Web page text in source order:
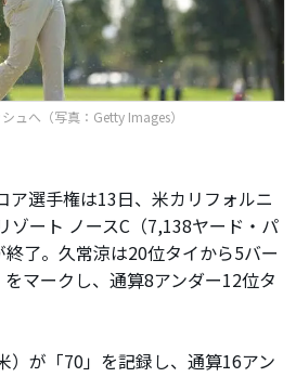
ュへ（写真：Getty Images）
選手権は13日、米カリフォルニ
ゾート ノースC（7,138ヤード・パ
了。久常涼は20位タイから5バー
マークし、通算8アンダー12位タ
）が「70」を記録し、通算16アン